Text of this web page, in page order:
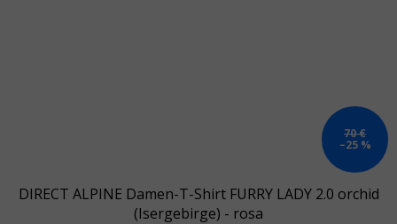
70 €
–25 %
DIRECT ALPINE Damen-T-Shirt FURRY LADY 2.0 orchid
(Isergebirge) - rosa